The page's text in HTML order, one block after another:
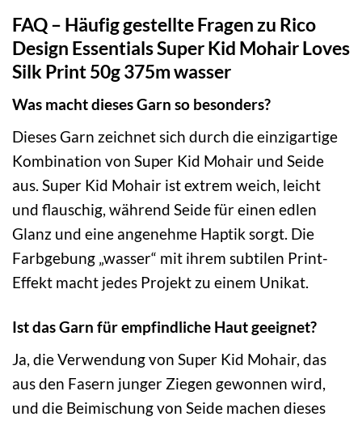
FAQ – Häufig gestellte Fragen zu Rico
Design Essentials Super Kid Mohair Loves
Silk Print 50g 375m wasser
Was macht dieses Garn so besonders?
Dieses Garn zeichnet sich durch die einzigartige
Kombination von Super Kid Mohair und Seide
aus. Super Kid Mohair ist extrem weich, leicht
und flauschig, während Seide für einen edlen
Glanz und eine angenehme Haptik sorgt. Die
Farbgebung „wasser“ mit ihrem subtilen Print-
Effekt macht jedes Projekt zu einem Unikat.
Ist das Garn für empfindliche Haut geeignet?
Ja, die Verwendung von Super Kid Mohair, das
aus den Fasern junger Ziegen gewonnen wird,
und die Beimischung von Seide machen dieses